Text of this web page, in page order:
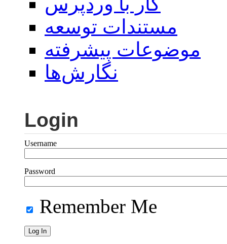
مستندات توسعه
موضوعات پیشرفته
نگارش‌ها
Login
Username
Password
Remember Me